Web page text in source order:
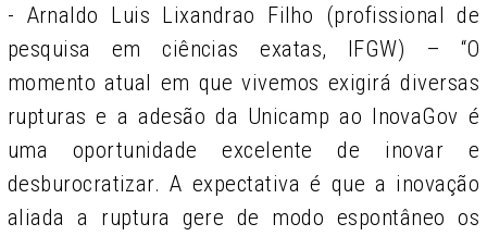
- Arnaldo Luis Lixandrao Filho (profissional de
pesquisa em ciências exatas, IFGW) – “O
momento atual em que vivemos exigirá diversas
rupturas e a adesão da Unicamp ao InovaGov é
uma oportunidade excelente de inovar e
desburocratizar. A expectativa é que a inovação
aliada a ruptura gere de modo espontâneo os